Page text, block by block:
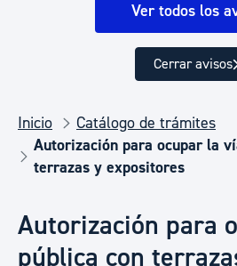
Ver todos los
Cerrar avisos
Inicio
Catálogo de trámites
Autorización para ocupar la
terrazas y expositores
Autorización para
pública con